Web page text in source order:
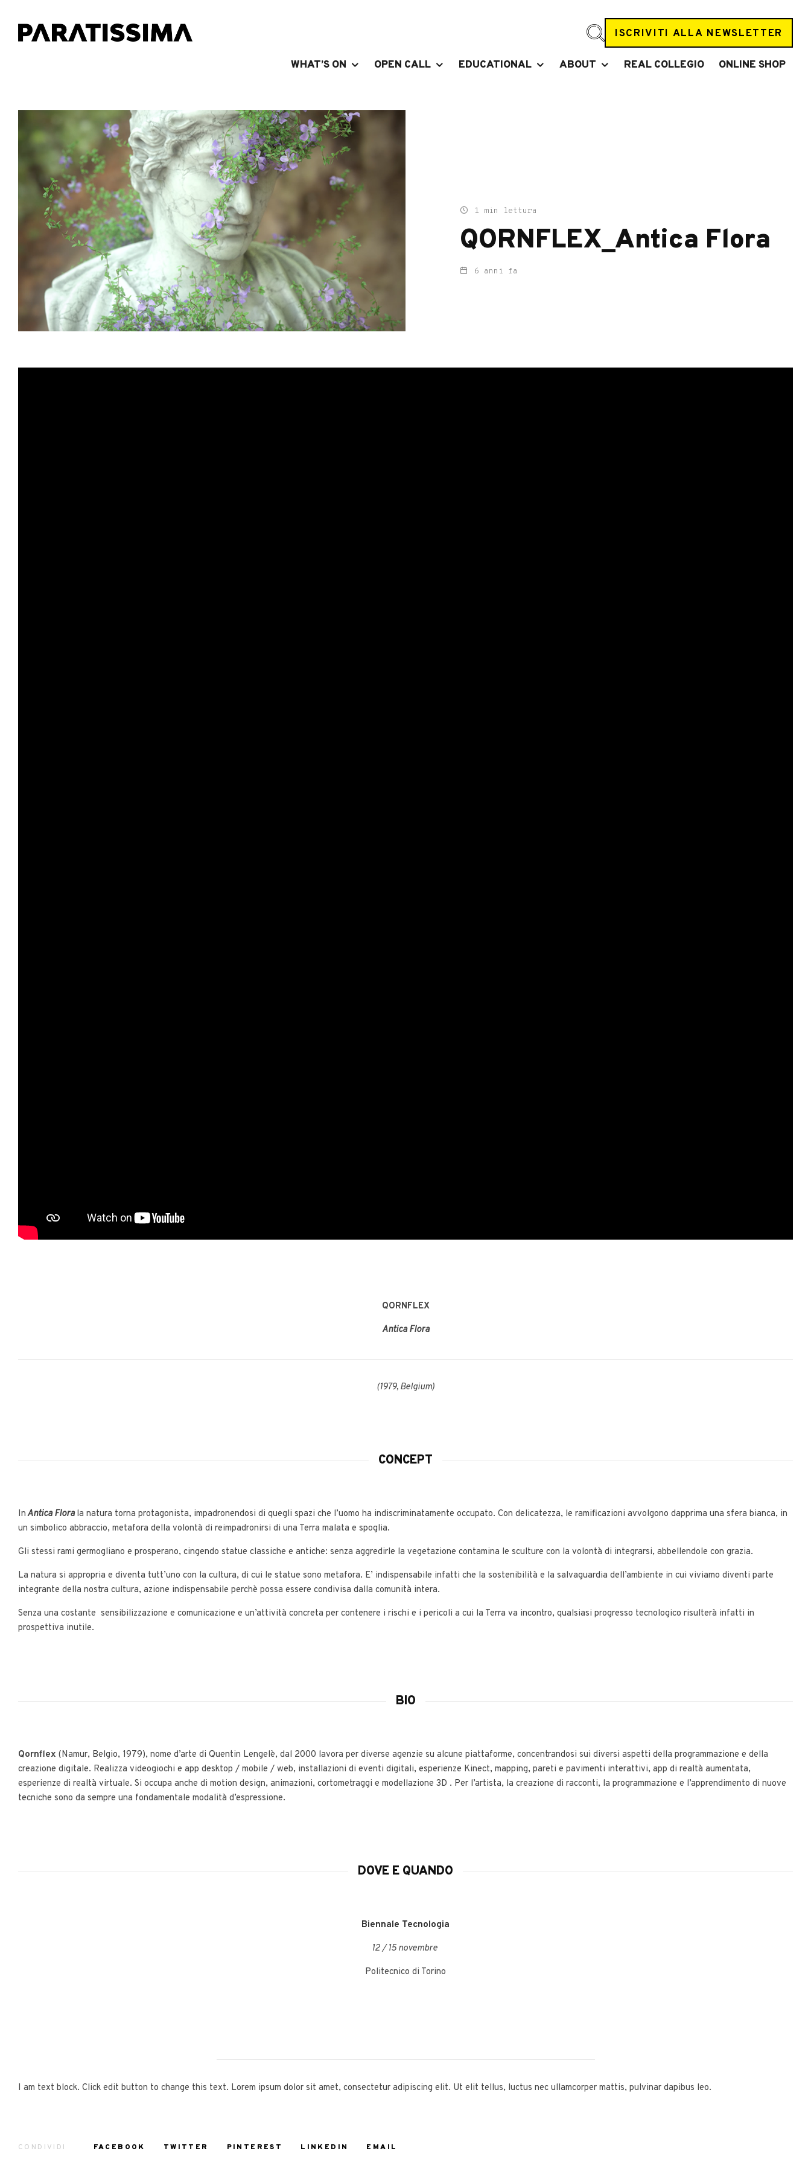
ISCRIVITI ALLA NEWSLETTER
WHAT’S ON OPEN CALL EDUCATIONAL ABOUT REAL COLLEGIO ONLINE SHOP
1 min lettura
QORNFLEX_Antica Flora
6 anni fa
QORNFLEX
Antica Flora
(1979, Belgium)
CONCEPT
InAntica Florala natura torna protagonista, impadronendosi di quegli spazi che l’uomo ha indiscriminatamente occupato. Con delicatezza, le ramificazioni avvolgono dapprima una sfera bianca, in
un simbolico abbraccio, metafora della volontà di reimpadronirsi di una Terra malata e spoglia.
Gli stessi rami germogliano e prosperano, cingendo statue classiche e antiche: senza aggredirle la vegetazione contamina le sculture con la volontà di integrarsi, abbellendole con grazia.
La natura si appropria e diventa tutt’uno con la cultura, di cui le statue sono metafora. E’ indispensabile infatti che la sostenibilità e la salvaguardia dell’ambiente in cui viviamo diventi parte
integrante della nostra cultura, azione indispensabile perchè possa essere condivisa dalla comunità intera.
Senza una costante sensibilizzazione e comunicazione e un’attività concreta per contenere i rischi e i pericoli a cui la Terra va incontro, qualsiasi progresso tecnologico risulterà infatti in
prospettiva inutile.
BIO
Qornflex (Namur, Belgio, 1979), nome d’arte di Quentin Lengelè, dal 2000 lavora per diverse agenzie su alcune piattaforme, concentrandosi sui diversi aspetti della programmazione e della
creazione digitale. Realizza videogiochi e app desktop / mobile / web, installazioni di eventi digitali, esperienze Kinect, mapping, pareti e pavimenti interattivi, app di realtà aumentata,
esperienze di realtà virtuale. Si occupa anche di motion design, animazioni, cortometraggi e modellazione 3D . Per l’artista, la creazione di racconti, la programmazione e l’apprendimento di nuove
tecniche sono da sempre una fondamentale modalità d’espressione.
DOVE E QUANDO
Biennale Tecnologia
12 / 15 novembre
Politecnico di Torino
I am text block. Click edit button to change this text. Lorem ipsum dolor sit amet, consectetur adipiscing elit. Ut elit tellus, luctus nec ullamcorper mattis, pulvinar dapibus leo.
CONDIVIDI FACEBOOK TWITTER PINTEREST LINKEDIN EMAIL